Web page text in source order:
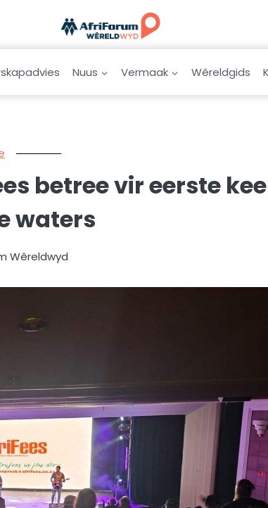
Nuus Vermaak Wêreldgids
betree vir eerste
waters
Wêreldwyd